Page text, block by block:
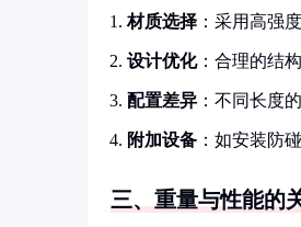
材质选择 ：采用高强
设计优化：合理的结
配置差异 ：不同长度
附加设备 ：如安装防
三、重量与性能的